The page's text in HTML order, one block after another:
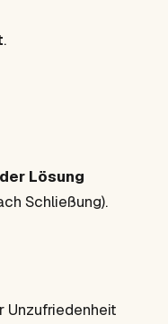
.
Lösung
Schließung).
Unzufriedenheit